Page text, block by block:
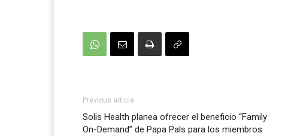
Previous article
Solis Health planea ofrecer el beneficio “Family
On-Demand” de Papa Pals para los miembros